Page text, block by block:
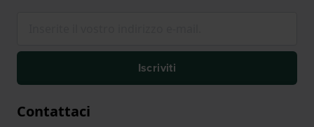
Iscriviti
Contattaci